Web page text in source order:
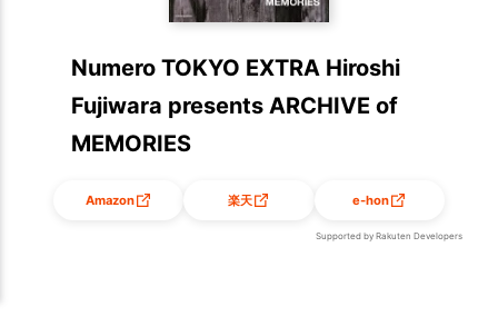
Numero TOKYO EXTRA Hiroshi
Fujiwara presents ARCHIVE of
MEMORIES
Amazon 楽天 e-hon
Supported by Rakuten Developers